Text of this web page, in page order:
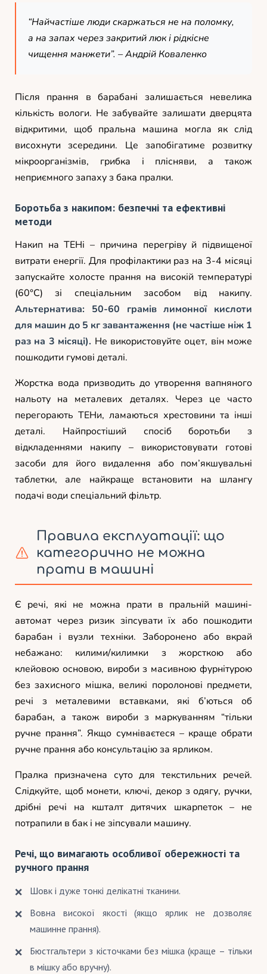
“Найчастіше люди скаржаться не на поломку,
а на запах через закритий люк і рідкісне
чищення манжети”. –Андрій Коваленко
Після прання в барабані залишається невелика
кількість вологи. Не забувайте залишати дверцята
відкритими, щоб пральна машина могла як слід
висохнути зсередини. Це запобігатиме розвитку
мікроорганізмів, грибка і плісняви, а також
неприємного запаху з бака пралки.
Боротьба з накипом: безпечні та ефективні
методи
Накип на ТЕНі – причина перегріву й підвищеної
витрати енергії. Для профілактики раз на 3-4 місяці
запускайте холосте прання на високій температурі
(60°C) зі спеціальним засобом від накипу.
Альтернатива: 50-60 грамів лимонної кислоти
для машин до 5 кг завантаження (не частіше ніж 1
раз на 3 місяці). Не використовуйте оцет, він може
пошкодити гумові деталі.
Жорстка вода призводить до утворення вапняного
нальоту на металевих деталях. Через це часто
перегорають ТЕНи, ламаються хрестовини та інші
деталі. Найпростіший спосіб боротьби з
відкладеннями накипу – використовувати готові
засоби для його видалення або пом’якшувальні
таблетки, але найкраще встановити на шлангу
подачі води спеціальний фільтр.
Правила експлуатації: що
категорично не можна
прати в машині
Є речі, які не можна прати в пральній машині-
автомат через ризик зіпсувати їх або пошкодити
барабан і вузли техніки. Заборонено або вкрай
небажано: килими/килимки з жорсткою або
клейовою основою, вироби з масивною фурнітурою
без захисного мішка, великі поролонові предмети,
речі з металевими вставками, які б’ються об
барабан, а також вироби з маркуванням “тільки
ручне прання”. Якщо сумніваєтеся – краще обрати
ручне прання або консультацію за ярликом.
Пралка призначена суто для текстильних речей.
Слідкуйте, щоб монети, ключі, декор з одягу, ручки,
дрібні речі на кшталт дитячих шкарпеток – не
потрапили в бак і не зіпсували машину.
Речі, що вимагають особливої обережності та
ручного прання
Шовк і дуже тонкі делікатні тканини.
Вовна високої якості (якщо ярлик не дозволяє
машинне прання).
Бюстгальтери з кісточками без мішка (краще – тільки
в мішку або вручну).